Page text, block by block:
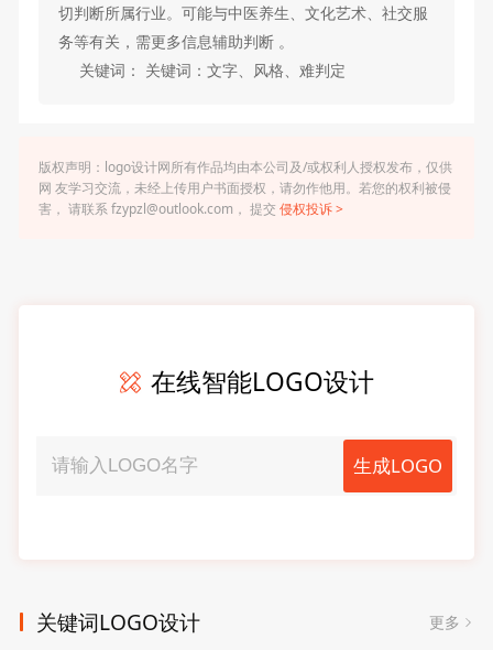
切判断所属行业。可能与中医养生、文化艺术、社交服
务等有关，需更多信息辅助判断 。
关键词： 关键词：文字、风格、难判定
版权声明：logo设计网所有作品均由本公司及/或权利人授权发布，仅供
网 友学习交流，未经上传用户书面授权，请勿作他用。若您的权利被侵
害， 请联系 fzypzl@outlook.com， 提交 侵权投诉 >
在线智能LOGO设计
生成LOGO
关键词LOGO设计 更多